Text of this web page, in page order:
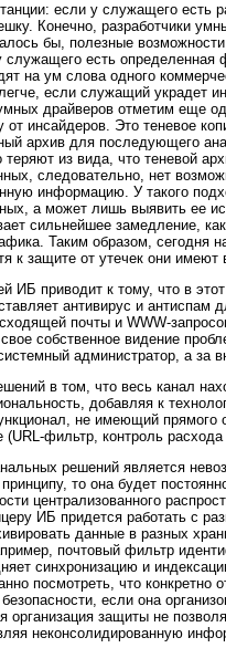
если у служащего есть
Конечно, разработчики
бы, полезные
есть определенная
на ум слова одного
если служащий
драйверов отметим еще
от инсайдеров. Это теневое
архив для последующего
из вида, что теневой
следовательно, нет
информацию. У такого
а может лишь выявить ее
сильнейшее замедление,
Таким образом, сегодня
к защите от утечек они
ИБ приводит к тому, что в
антивирус и антиспам
почты и WWW-
собственное видение
администратор, а
в том, что весь канал
добавляя к
не имеющий прямого
(URL-фильтр, контроль
решений является
то она будет
централизованного
ИБ придется работать с
данные в разных
почтовый фильтр
синхронизацию и
посмотреть, что конкретно
если она
организация защиты не
неконсолидированную